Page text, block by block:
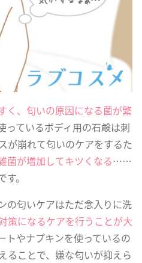
く、匂いの原因になる菌が繁
っているボディ用の石鹸は刺
が崩れて匂いのケアをするた
菌が増加してキツくなる……
。
の匂いケアはただ念入りに洗
策になるケアを行うことが大
トやナプキンを使っているの
ることで、嫌な匂いが抑えら